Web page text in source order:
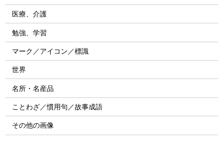
医療、介護
勉強、学習
マーク／アイコン／標識
世界
名所・名産品
ことわざ／慣用句／故事成語
その他の画像